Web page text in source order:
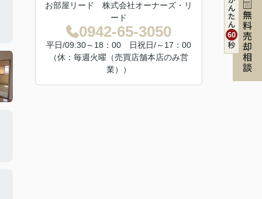
無料売却相談
お部屋リード 株式会社オーナーズ・リ
ード
0942-65-3050
平日/09:30～18：00 日祝日/～17：00
（休：毎週火曜（売買店舗本店のみ営
業））